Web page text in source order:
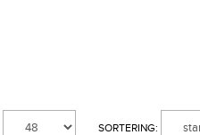
SORTERING: